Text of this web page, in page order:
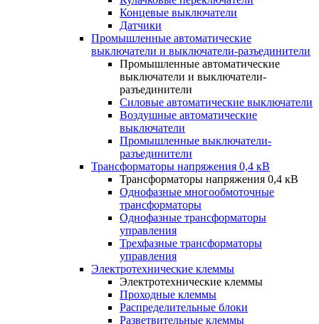
Концевые выключатели
Датчики
Промышленные автоматические
выключатели и выключатели-разъединители
Промышленные автоматические
выключатели и выключатели-
разъединители
Силовые автоматические выключатели
Воздушные автоматические
выключатели
Промышленные выключатели-
разъединители
Трансформаторы напряжения 0,4 кВ
Трансформаторы напряжения 0,4 кВ
Однофазные многообмоточные
трансформаторы
Однофазные трансформаторы
управления
Трехфазные трансформаторы
управления
Электротехнические клеммы
Электротехнические клеммы
Проходные клеммы
Распределительные блоки
Разветвительные клеммы